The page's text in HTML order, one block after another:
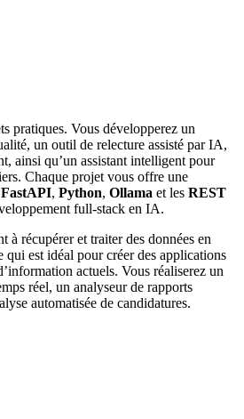
pratiques. Vous développerez un
un outil de relecture assisté par IA,
ainsi qu’un assistant intelligent pour
Chaque projet vous offre une
FastAPI, Python, Ollama et les REST
full-stack en IA.
à récupérer et traiter des données en
qui est idéal pour créer des applications
actuels. Vous réaliserez un
réel, un analyseur de rapports
automatisée de candidatures.